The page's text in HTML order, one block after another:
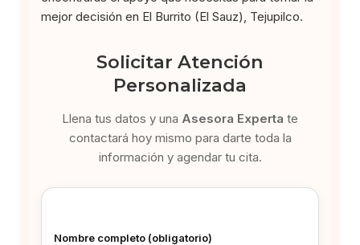
mejor decisión en El Burrito (El Sauz), Tejupilco.
Solicitar Atención
Personalizada
Llena tus datos y una Asesora Experta te
contactará hoy mismo para darte toda la
información y agendar tu cita.
Nombre completo (obligatorio)